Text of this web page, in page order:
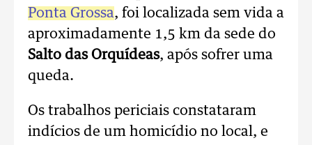
Ponta Grossa, foi localizada sem vida a
aproximadamente 1,5 km da sede do
Salto das Orquídeas, após sofrer uma
queda.
Os trabalhos periciais constataram
indícios de um homicídio no local, e